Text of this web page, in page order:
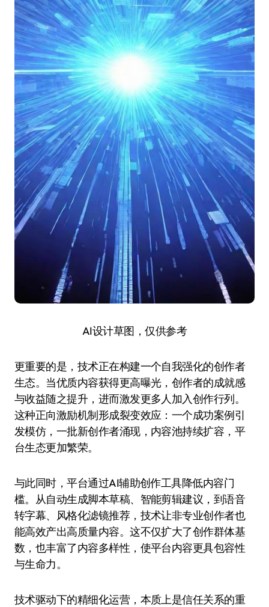
AI设计草图，仅供参考
更重要的是，技术正在构建一个自我强化的创作者
生态。当优质内容获得更高曝光，创作者的成就感
与收益随之提升，进而激发更多人加入创作行列。
这种正向激励机制形成裂变效应：一个成功案例引
发模仿，一批新创作者涌现，内容池持续扩容，平
台生态更加繁荣。
与此同时，平台通过AI辅助创作工具降低内容门
槛。从自动生成脚本草稿、智能剪辑建议，到语音
转字幕、风格化滤镜推荐，技术让非专业创作者也
能高效产出高质量内容。这不仅扩大了创作群体基
数，也丰富了内容多样性，使平台内容更具包容性
与生命力。
技术驱动下的精细化运营，本质上是信任关系的重